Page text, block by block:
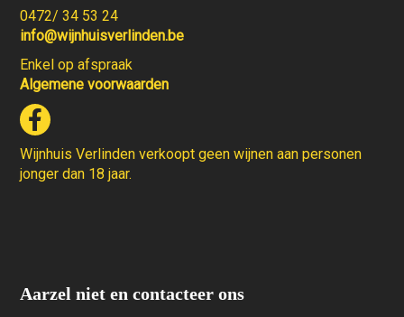
0472/ 34 53 24
info@wijnhuisverlinden.be
Enkel op afspraak
Algemene voorwaarden
Wijnhuis Verlinden verkoopt geen wijnen aan personen
jonger dan 18 jaar.
Aarzel niet en contacteer ons